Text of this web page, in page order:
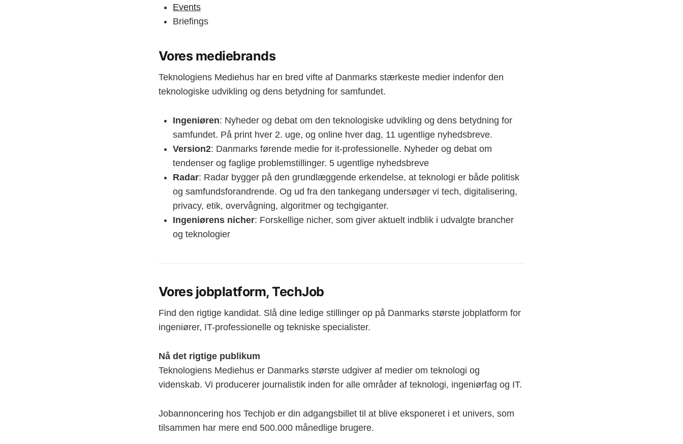
Events
Briefings
Vores mediebrands
Teknologiens Mediehus har en bred vifte af Danmarks stærkeste medier indenfor den
teknologiske udvikling og dens betydning for samfundet.
Ingeniøren: Nyheder og debat om den teknologiske udvikling og dens betydning for
samfundet. På print hver 2. uge, og online hver dag, 11 ugentlige nyhedsbreve.
Version2: Danmarks førende medie for it-professionelle. Nyheder og debat om
tendenser og faglige problemstillinger. 5 ugentlige nyhedsbreve
Radar: Radar bygger på den grundlæggende erkendelse, at teknologi er både politisk
og samfundsforandrende. Og ud fra den tankegang undersøger vi tech, digitalisering,
privacy, etik, overvågning, algoritmer og techgiganter.
Ingeniørens nicher: Forskellige nicher, som giver aktuelt indblik i udvalgte brancher
og teknologier
Vores jobplatform, TechJob
Find den rigtige kandidat. Slå dine ledige stillinger op på Danmarks største jobplatform for
ingeniører, IT-professionelle og tekniske specialister.
Nå det rigtige publikum
Teknologiens Mediehus er Danmarks største udgiver af medier om teknologi og
videnskab. Vi producerer journalistik inden for alle områder af teknologi, ingeniørfag og IT.
Jobannoncering hos Techjob er din adgangsbillet til at blive eksponeret i et univers, som
tilsammen har mere end 500.000 månedlige brugere.